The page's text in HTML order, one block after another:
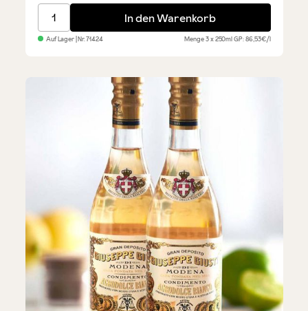
Balsamico Il Denso Giusti - 3er Sparset
In den Warenkorb
Auf Lager| Nr.71424 Menge3 x 250mlGP: 86,53€/l